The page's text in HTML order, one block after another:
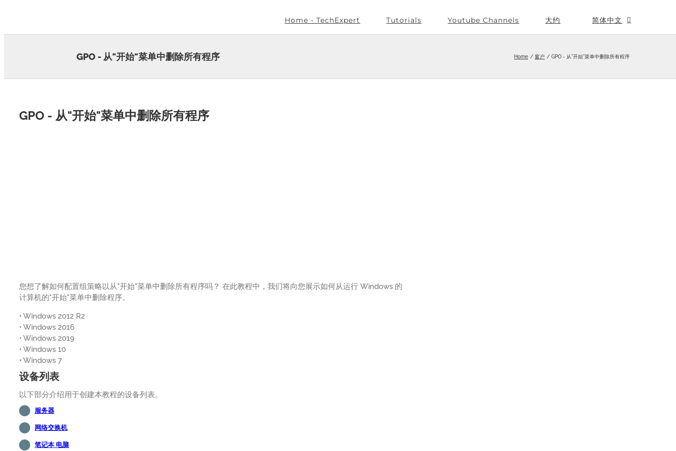
Home - TechExpert Tutorials Youtube Channels 大约 简体中文
GPO - 从"开始"菜单中删除所有程序 Home 窗户 GPO - 从"开始"菜单中删除所有程序
GPO - 从"开始"菜单中删除所有程序
您想了解如何配置组策略以从"开始"菜单中删除所有程序吗？ 在此教程中，我们将向您展示如何从运行 Windows 的
计算机的"开始"菜单中删除程序。
• Windows 2012 R2
• Windows 2016
• Windows 2019
• Windows 10
• Windows 7
设备列表
以下部分介绍用于创建本教程的设备列表。
服务器
网络交换机
笔记本 电脑